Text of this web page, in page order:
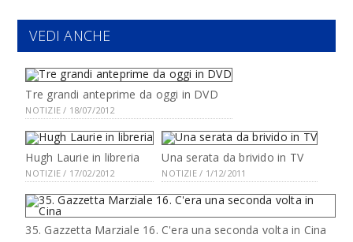
VEDI ANCHE
Tre grandi anteprime da oggi in DVD
NOTIZIE / 18/07/2012
Hugh Laurie in libreria
NOTIZIE / 17/02/2012
Una serata da brivido in TV
NOTIZIE / 1/12/2011
35. Gazzetta Marziale 16. C'era una seconda volta in Cina